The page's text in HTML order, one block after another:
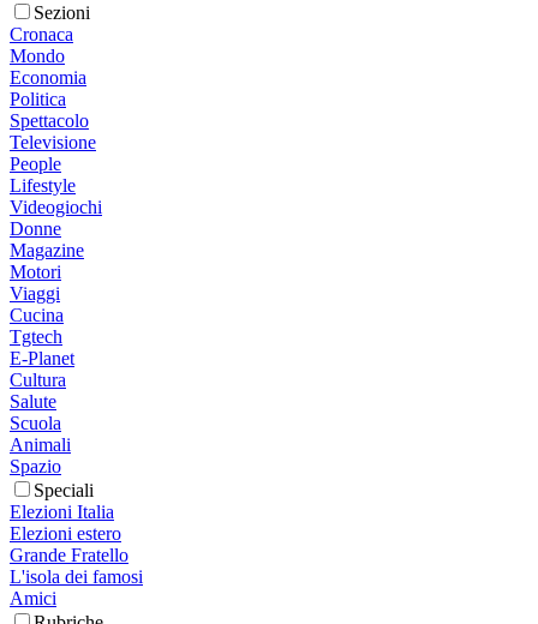
Sezioni
Cronaca
Mondo
Economia
Politica
Spettacolo
Televisione
People
Lifestyle
Videogiochi
Donne
Magazine
Motori
Viaggi
Cucina
Tgtech
E-Planet
Cultura
Salute
Scuola
Animali
Spazio
Speciali
Elezioni Italia
Elezioni estero
Grande Fratello
L'isola dei famosi
Amici